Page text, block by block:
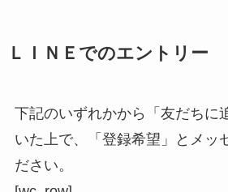
ＬＩＮＥでのエントリー
下記のいずれかから「友だちに
いた上で、「登録希望」とメッ
ださい。